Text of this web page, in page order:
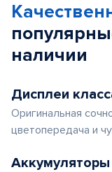
наличии
Дисплеи
Оригинальная
цветопередача и
Аккумуляторы